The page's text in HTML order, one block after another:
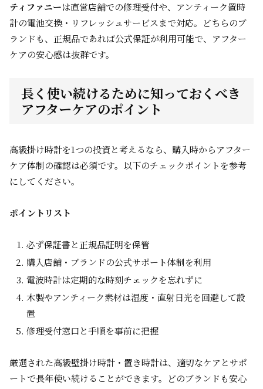
ティファニーは直営店舗での修理受付や、アンティーク置時
計の電池交換・リフレッシュサービスまで対応。どちらのブ
ランドも、正規品であれば公式保証が利用可能で、アフター
ケアの安心感は抜群です。
長く使い続けるために知っておくべき
アフターケアのポイント
高級掛け時計を1つの投資と考えるなら、購入時からアフター
ケア体制の確認は必須です。以下のチェックポイントを参考
にしてください。
ポイントリスト
必ず保証書と正規品証明を保管
購入店舗・ブランドの公式サポート体制を利用
電波時計は定期的な時刻チェックを忘れずに
木製やアンティーク素材は湿度・直射日光を回避して設
置
修理受付窓口と手順を事前に把握
厳選された高級壁掛け時計・置き時計は、適切なケアとサポ
ートで長年使い続けることができます。どのブランドも安心